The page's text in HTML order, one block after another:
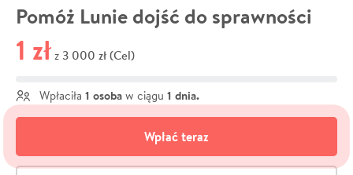
Pomóż Lunie dojść do sprawności
1 zł z 3 000 zł (Cel)
Wpłaciła 1 osoba w ciągu 1 dnia.
Wpłać teraz